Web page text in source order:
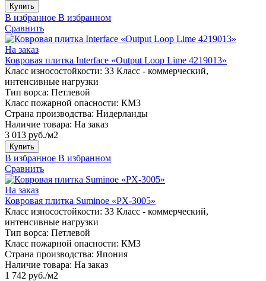
Купить
В избранное В избранном
Сравнить
На заказ
Ковровая плитка Interface «Output Loop Lime 4219013»
Класс износостойкости: 33 Класс - коммерческий,
интенсивные нагрузки
Тип ворса: Петлевой
Класс пожарной опасности: КМ3
Страна производства: Нидерланды
Наличие товара: На заказ
3 013 руб./м2
Купить
В избранное В избранном
Сравнить
На заказ
Ковровая плитка Suminoe «PX-3005»
Класс износостойкости: 33 Класс - коммерческий,
интенсивные нагрузки
Тип ворса: Петлевой
Класс пожарной опасности: КМ3
Страна производства: Япония
Наличие товара: На заказ
1 742 руб./м2